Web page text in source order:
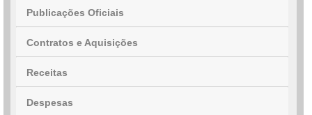
Publicações Oficiais
Contratos e Aquisições
Receitas
Despesas